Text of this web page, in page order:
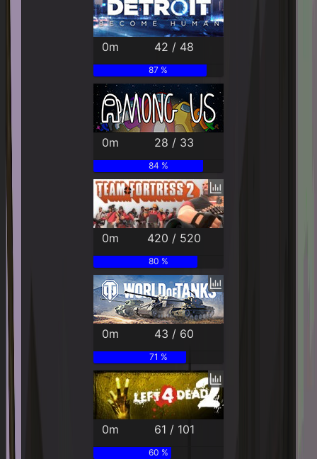
0m 42 / 48
87 %
0m 28 / 33
84 %
0m 420 / 520
80 %
0m 43 / 60
71 %
0m 61 / 101
60 %